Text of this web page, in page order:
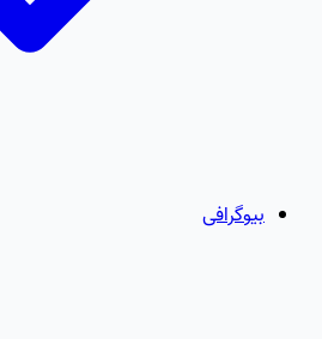
بیوگرافی